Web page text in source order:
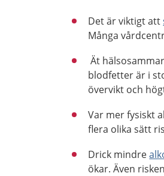
Det är viktigt att
Många
Ät
blodfetter är i
övervikt och
Var mer fysiskt
flera olika sätt
Drick mindre
ökar. Även